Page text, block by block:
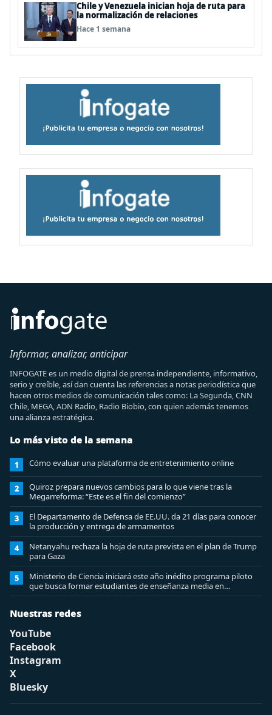
Chile y Venezuela inician hoja de ruta para
la normalización de relaciones
Hace 1 semana
Informar, analizar, anticipar
INFOGATE es un medio digital de prensa independiente, informativo,
serio y creíble, así dan cuenta las referencias a notas periodística que
hacen otros medios de comunicación tales como: La Segunda, CNN
Chile, MEGA, ADN Radio, Radio Biobio, con quien además tenemos
una alianza estratégica.
Lo más visto de la semana
1 Cómo evaluar una plataforma de entretenimiento online
2
Quiroz prepara nuevos cambios para lo que viene tras la
Megarreforma: “Este es el fin del comienzo”
3
El Departamento de Defensa de EE.UU. da 21 días para conocer
la producción y entrega de armamentos
4
Netanyahu rechaza la hoja de ruta prevista en el plan de Trump
para Gaza
5
Ministerio de Ciencia iniciará este año inédito programa piloto
que busca formar estudiantes de enseñanza media en
ciberseguridad
Nuestras redes
YouTube
Facebook
Instagram
X
Bluesky